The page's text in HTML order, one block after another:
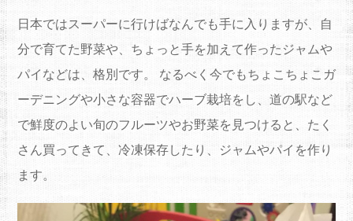
日本ではスーパーに行けばなんでも手に入りますが、自
分で育てた野菜や、ちょっと手を加えて作ったジャムや
パイなどは、格別です。 なるべく今でもちょこちょこガ
ーデニングや小さな容器でハーブ栽培をし、道の駅など
で鮮度のよい旬のフルーツやお野菜を見つけると、たく
さん買ってきて、冷凍保存したり、ジャムやパイを作り
ます。